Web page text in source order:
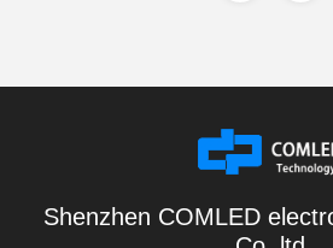
Shenzhen COMLED